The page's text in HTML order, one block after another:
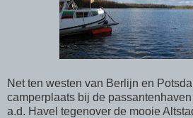
Net ten westen van Berlijn en
camperplaats bij de
a.d. Havel tegenover de mooie